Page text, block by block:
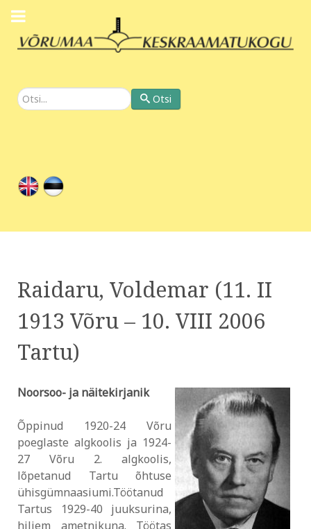
Otsi Otsi
Raidaru, Voldemar (11. II
1913 Võru – 10. VIII 2006
Tartu)
Noorsoo- ja näitekirjanik
Õppinud 1920-24 Võru
poeglaste algkoolis ja 1924-
27 Võru 2. algkoolis,
lõpetanud Tartu õhtuse
ühisgümnaasiumi.Töötanud
Tartus 1929-40 juuksurina,
hiljem ametnikuna. Töötas